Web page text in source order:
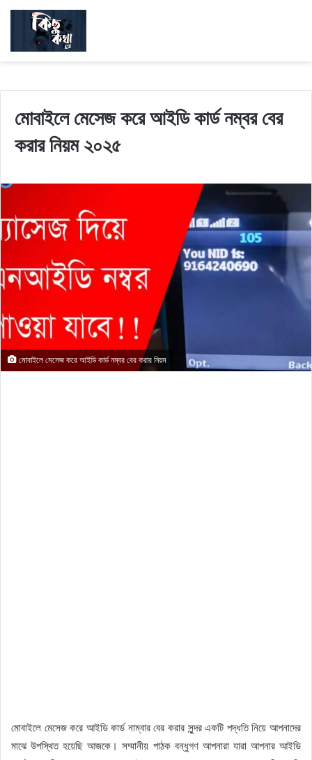
মোবাইলে মেসেজ করে আইডি কার্ড নম্বর বের
করার নিয়ম ২০২৫
মোবাইলে মেসেজ করে আইডি কার্ড নম্বর বের করার নিয়ম
মোবাইলে মেসেজ করে আইডি কার্ড নাম্বার বের করার সুন্দর একটি পদ্ধতি নিয়ে আপনাদের
মাঝে উপস্থিত হয়েছি আজকে। সম্মানীয় পাঠক বন্ধুগণ আপনারা যারা আপনার আইডি